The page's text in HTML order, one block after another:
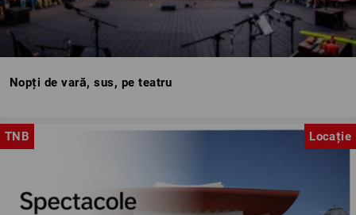
Nopți de vară, sus, pe teatru
TNB Locație